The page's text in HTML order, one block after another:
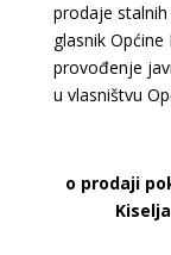
prodaje stalnih
glasnik
provođenje
u vlasništvu
o prodaji